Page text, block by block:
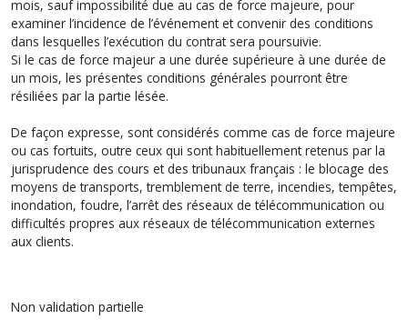
mois, sauf impossibilité due au cas de force majeure, pour
examiner l’incidence de l’événement et convenir des conditions
dans lesquelles l’exécution du contrat sera poursuivie.
Si le cas de force majeur a une durée supérieure à une durée de
un mois, les présentes conditions générales pourront être
résiliées par la partie lésée.
De façon expresse, sont considérés comme cas de force majeure
ou cas fortuits, outre ceux qui sont habituellement retenus par la
jurisprudence des cours et des tribunaux français : le blocage des
moyens de transports, tremblement de terre, incendies, tempêtes,
inondation, foudre, l’arrêt des réseaux de télécommunication ou
difficultés propres aux réseaux de télécommunication externes
aux clients.
Non validation partielle